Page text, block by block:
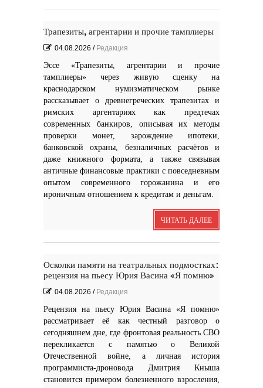
Трапезиты, агрентарии и прочие тамплиеры
04.08.2026 / Редакция
Эссе «Трапезиты, агрентарии и прочие
тамплиеры» через живую сценку на
краснодарском нумизматическом рынке
рассказывает о древнегреческих трапезитах и
римских аргентариях как предтечах
современных банкиров, описывая их методы
проверки монет, зарождение ипотеки,
банковской охраны, безналичных расчётов и
даже книжного формата, а также связывая
античные финансовые практики с повседневным
опытом современного горожанина и его
ироничным отношением к кредитам и деньгам.
ЧИТАТЬ ДАЛЕЕ
Осколки памяти на театральных подмостках:
рецензия на пьесу Юрия Васина «Я помню»
04.08.2026 / Редакция
Рецензия на пьесу Юрия Васина «Я помню»
рассматривает её как честный разговор о
сегодняшнем дне, где фронтовая реальность СВО
перекликается с памятью о Великой
Отечественной войне, а личная история
программиста-дроновода Дмитрия Кныша
становится примером болезненного взросления,